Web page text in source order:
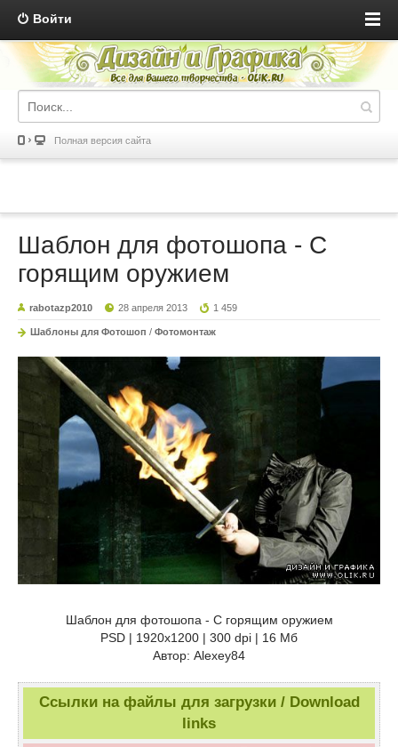
Войти
Полная версия сайта
Шаблон для фотошопа - С
горящим оружием
rabotazp2010 28 апреля 2013 1 459
Шаблоны для Фотошоп / Фотомонтаж
Шаблон для фотошопа - С горящим оружием
PSD | 1920x1200 | 300 dpi | 16 Мб
Автор: Alexey84
Ссылки на файлы для загрузки / Download
links